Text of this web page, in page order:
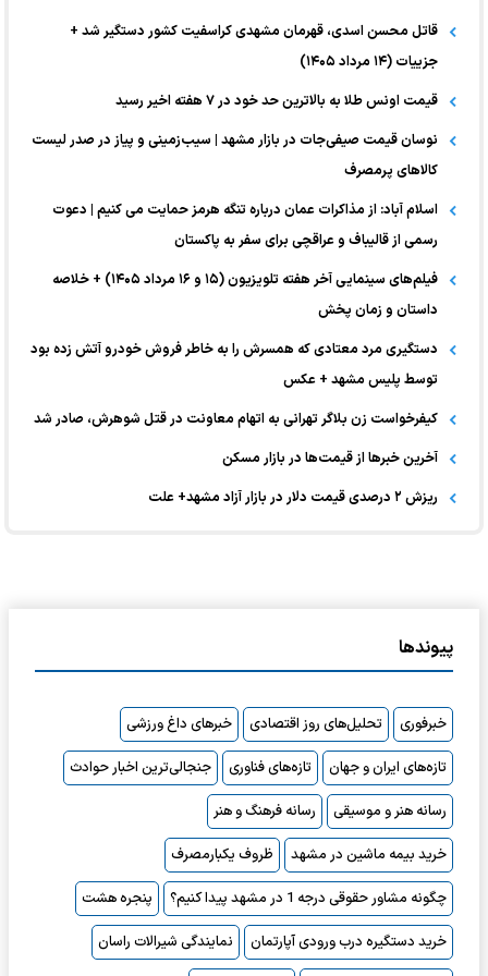
قاتل محسن اسدی، قهرمان مشهدی کراسفیت کشور دستگیر شد +
جزییات (۱۴ مرداد ۱۴۰۵)
قیمت اونس طلا به بالاترین حد خود در ۷ هفته اخیر رسید
نوسان قیمت صیفی‌جات در بازار مشهد | سیب‌زمینی و پیاز در صدر لیست
کالا‌های پرمصرف
اسلام آباد: از مذاکرات عمان درباره تنگه هرمز حمایت می کنیم | دعوت
رسمی از قالیباف و عراقچی برای سفر به پاکستان
فیلم‌های سینمایی آخر هفته تلویزیون (۱۵ و ۱۶ مرداد ۱۴۰۵) + خلاصه
داستان و زمان پخش
دستگیری مرد معتادی که همسرش را به خاطر فروش خودرو آتش زده بود
توسط پلیس مشهد + عکس
کیفرخواست زن بلاگر تهرانی به اتهام معاونت در قتل شوهرش، صادر شد
آخرین خبر‌ها از قیمت‌ها در بازار مسکن
ریزش ۲ درصدی قیمت دلار در بازار آزاد مشهد+ علت
پیوندها
خبرفوری تحلیل‌های روز اقتصادی
خبرهای داغ ورزشی
تازه‌های ایران و جهان
تازه‌های فناوری
جنجالی‌ترین اخبار حوادث
رسانه هنر و موسیقی
رسانه فرهنگ و هنر
خرید بیمه ماشین در مشهد
ظروف یکبارمصرف
چگونه مشاور حقوقی درجه 1 در مشهد پیدا کنیم؟
پنجره هشت
خرید دستگیره درب ورودی آپارتمان
نمایندگی شیرالات راسان